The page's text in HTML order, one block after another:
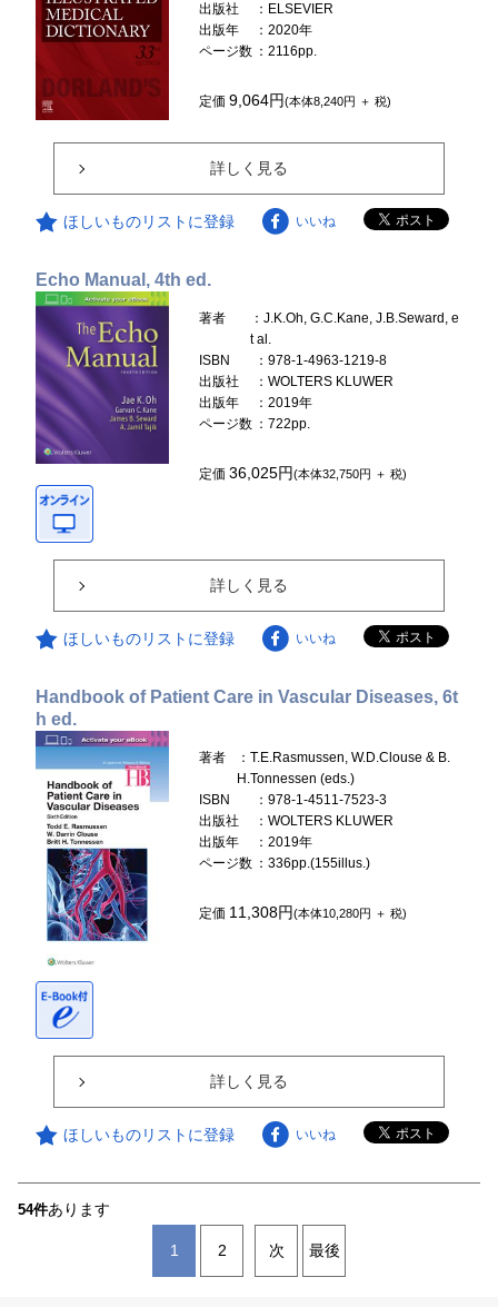
出版社
：ELSEVIER
出版年
：2020年
ページ数 ：2116pp.
定価9,064円(本体8,240円 ＋ 税)
詳しく見る
ほしいものリストに登録 いいね
Echo Manual, 4th ed.
著者
：J.K.Oh, G.C.Kane, J.B.Seward, e
t al.
ISBN
：978-1-4963-1219-8
出版社
：WOLTERS KLUWER
出版年
：2019年
ページ数 ：722pp.
定価36,025円(本体32,750円 ＋ 税)
詳しく見る
ほしいものリストに登録 いいね
Handbook of Patient Care in Vascular Diseases, 6t
h ed.
著者
：T.E.Rasmussen, W.D.Clouse & B.
H.Tonnessen (eds.)
ISBN
：978-1-4511-7523-3
出版社
：WOLTERS KLUWER
出版年
：2019年
ページ数 ：336pp.(155illus.)
定価 11,308円(本体10,280円 ＋ 税)
詳しく見る
ほしいものリストに登録 いいね
54件あります
1 2 次 最後